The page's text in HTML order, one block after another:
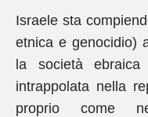
Israele sta
etnica e genocidio)
la società
intrappolata nella
proprio come